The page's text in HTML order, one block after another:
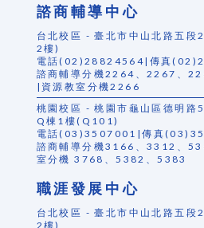
諮商輔導中心
台北校區 - 臺北市中山北路五段
2樓)
電話(02)28824564|傳真
諮商輔導分機2264、2267、
|資源教室分機2266
桃園校區 - 桃園市龜山區德明路
Q棟1樓(Q101)
電話(03)3507001|傳真
諮商輔導分機3166、3312、
室分機 3768、5382、5383
職涯發展中心
台北校區 - 臺北市中山北路五段
2樓)